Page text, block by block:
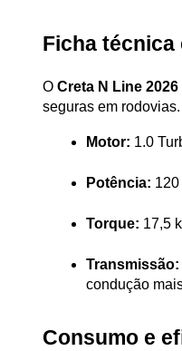
Ficha
O Creta N Line 2026
seguras em rodovias.
Motor: 1.0
Potência:
Torque: 17,5
Transmissão:
condução
Consumo e